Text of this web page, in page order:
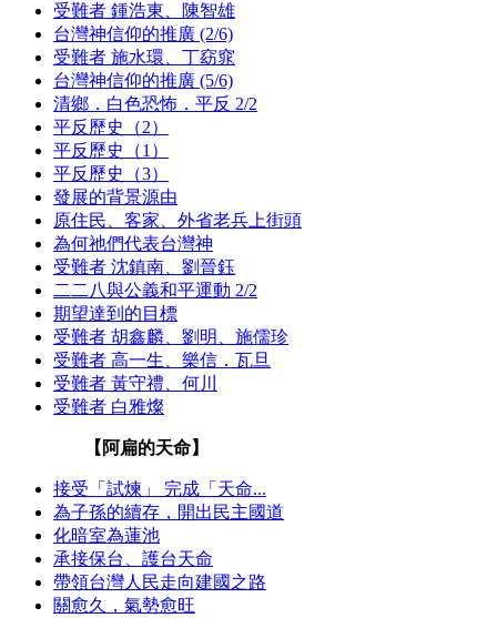
受難者 鍾浩東、陳智雄
台灣神信仰的推廣 (2/6)
受難者 施水環、丁窈窕
台灣神信仰的推廣 (5/6)
清鄉．白色恐怖．平反 2/2
平反歷史（2）
平反歷史（1）
平反歷史（3）
發展的背景源由
原住民、客家、外省老兵上街頭
為何祂們代表台灣神
受難者 沈鎮南、劉晉鈺
二二八與公義和平運動 2/2
期望達到的目標
受難者 胡鑫麟、劉明、施儒珍
受難者 高一生、樂信．瓦旦
受難者 黃守禮、何川
受難者 白雅燦
【阿扁的天命】
接受「試煉」 完成「天命...
為子孫的續存，開出民主國道
化暗室為蓮池
承接保台、護台天命
帶領台灣人民走向建國之路
關愈久，氣勢愈旺